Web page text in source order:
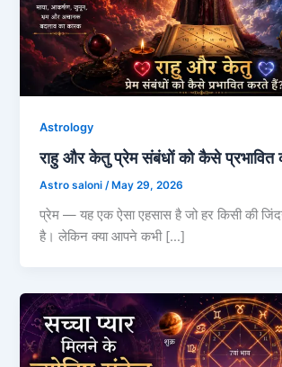
Astrology
राहु और केतु प्रेम संबंधों को कैसे प्रभावित
Astro saloni/ May 29, 2026
प्रेम — यह एक ऐसा एहसास है जो हर किसी की
है। लेकिन क्या आपने कभी […]